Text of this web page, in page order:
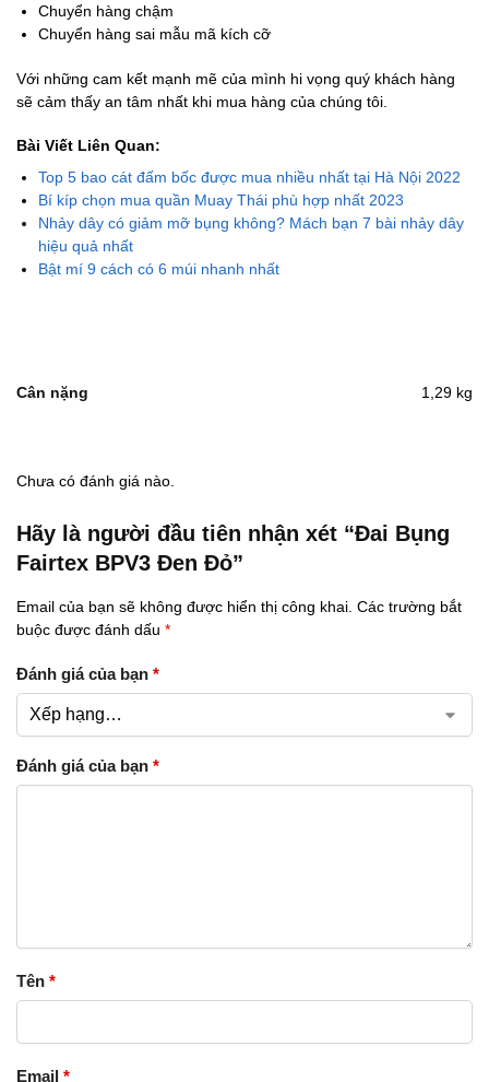
Chuyển hàng chậm
Chuyển hàng sai mẫu mã kích cỡ
Với những cam kết mạnh mẽ của mình hi vọng quý khách hàng
sẽ cảm thấy an tâm nhất khi mua hàng của chúng tôi.
Bài Viết Liên Quan:
Top 5 bao cát đấm bốc được mua nhiều nhất tại Hà Nội 2022
Bí kíp chọn mua quần Muay Thái phù hợp nhất 2023
Nhảy dây có giảm mỡ bụng không? Mách bạn 7 bài nhảy dây
hiệu quả nhất
Bật mí 9 cách có 6 múi nhanh nhất
Cân nặng 1,29 kg
Chưa có đánh giá nào.
Hãy là người đầu tiên nhận xét “Đai Bụng
Fairtex BPV3 Đen Đỏ”
Email của bạn sẽ không được hiển thị công khai. Các trường bắt
buộc được đánh dấu *
Đánh giá của bạn *
Đánh giá của bạn *
Tên *
Email *